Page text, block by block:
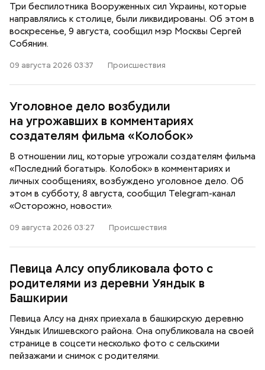
Три беспилотника Вооруженных сил Украины, которые
направлялись к столице, были ликвидированы. Об этом в
воскресенье, 9 августа, сообщил мэр Москвы Сергей
Собянин.
09 августа 2026 03:37 Происшествия
Уголовное дело возбудили
на угрожавших в комментариях
создателям фильма «Колобок»
В отношении лиц, которые угрожали создателям фильма
«Последний богатырь. Колобок» в комментариях и
личных сообщениях, возбуждено уголовное дело. Об
этом в субботу, 8 августа, сообщил Telegram-канал
«Осторожно, новости».
09 августа 2026 03:27 Происшествия
Певица Алсу опубликовала фото с
родителями из деревни Уяндык в
Башкирии
Певица Алсу на днях приехала в башкирскую деревню
Уяндык Илишевского района. Она опубликовала на своей
странице в соцсети несколько фото с сельскими
пейзажами и снимок с родителями.